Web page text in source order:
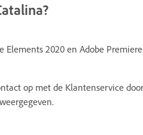
2020 en Adobe
op met de Klantenservice